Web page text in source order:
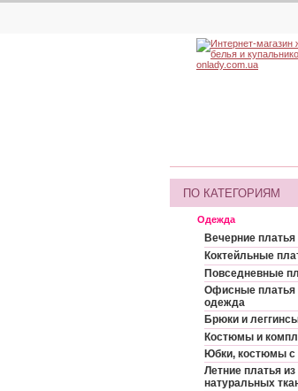
ПО КАТЕГОРИЯМ
Одежда
Вечерние платья
Коктейльные
Повседневные
Офисные платья
одежда
Брюки и
Костюмы и
Юбки, костюмы
Летние платья из
натуральных